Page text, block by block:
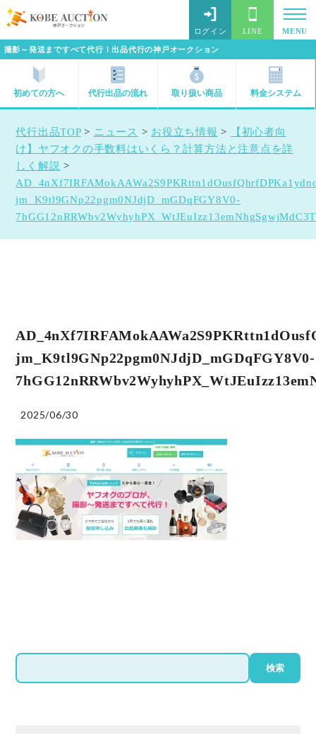
撮影～発送まですべて代行！出品代行の神戸オークション
ログイン LINE MENU
初めての方へ 代行出品の流れ 取り扱い商品 料金システム
代行出品TOP> ニュース > お役立ち情報 >
【初心者向
け】ヤフオクの手数料はいくら？計算方法と注意点を詳
しく解説 >
jm_K9tl9GNp22pgm0NJdjD_mGDqFGY8V0-
jm_K9tl9GNp22pgm0NJdjD_mGDqFGY8V0-
2025/06/30
検
索
検索